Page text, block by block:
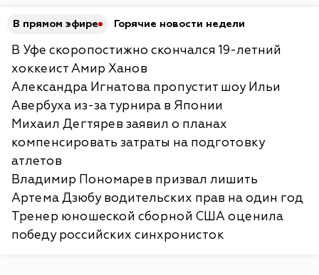
В прямом эфире Горячие новости недели
В Уфе скоропостижно скончался 19-летний
хоккеист Амир Ханов
Александра Игнатова пропустит шоу Ильи
Авербуха из-за турнира в Японии
Михаил Дегтярев заявил о планах
компенсировать затраты на подготовку
атлетов
Владимир Пономарев призвал лишить
Артема Дзюбу водительских прав на один год
Тренер юношеской сборной США оценила
победу российских синхронисток